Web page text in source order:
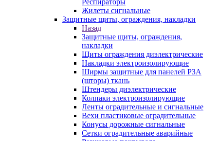
Респираторы
Жилеты сигнальные
Защитные щиты, ограждения, накладки
Назад
Защитные щиты, ограждения,
накладки
Щиты ограждения диэлектрические
Накладки электроизолирующие
Ширмы защитные для панелей РЗА
(шторы) ткань
Штендеры диэлектрические
Колпаки электроизолирующие
Ленты оградительные и сигнальные
Вехи пластиковые оградительные
Конусы дорожные сигнальные
Сетки оградительные аварийные